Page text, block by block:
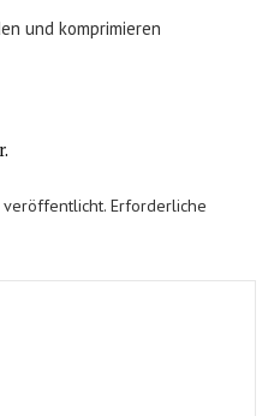
und komprimieren
veröffentlicht. Erforderliche